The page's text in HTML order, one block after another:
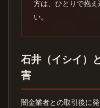
方は、ひとりで抱
い。
石井（イシイ）
害
闇金業者との取引後に